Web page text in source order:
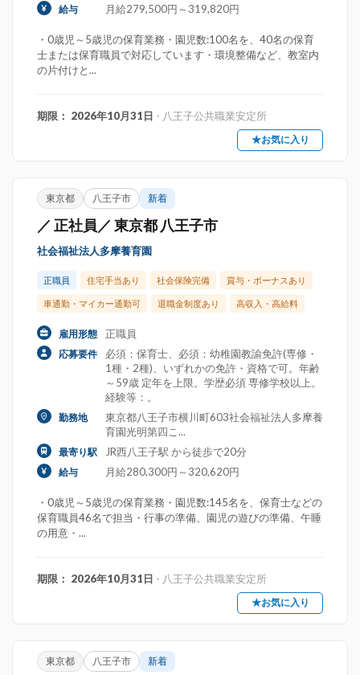
給与 月給279,500円～319,820円
・0歳児～5歳児の保育業務・園児数:100名を、40名の保育
士または保育職員で対応しています・環境整備など、教室内
の片付けと...
期限： 2026年10月31日 - 八王子公共職業安定所
★お気に入り
東京都 八王子市 新着
／ 正社員／ 東京都 八王子市
社会福祉法人多摩養育園
正職員 住宅手当あり 社会保険完備 賞与・ボーナスあり
車通勤・マイカー通勤可 退職金制度あり 高収入・高給料
雇用形態 正職員
応募要件
必須：保育士、必須：幼稚園教諭免許(専修・
1種・2種)、いずれかの免許・資格で可。年齢
～59歳 定年を上限。学歴必須 専修学校以上。
経験等：。
勤務地
東京都八王子市横川町603社会福祉法人多摩養
育園光明第四こ...
最寄り駅 JR西八王子駅 から徒歩で20分
給与 月給280,300円～320,620円
・0歳児～5歳児の保育業務・園児数:145名を、保育士などの
保育職員46名で担当・行事の準備、園児の遊びの準備、午睡
の用意・...
期限： 2026年10月31日 - 八王子公共職業安定所
★お気に入り
東京都 八王子市 新着